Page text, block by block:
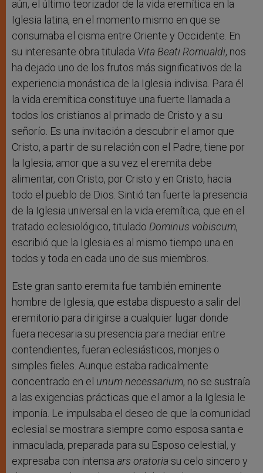
aún, el último teorizador de la vida eremítica en la
Iglesia latina, en el momento mismo en que se
consumaba el cisma entre Oriente y Occidente. En
su interesante obra titulada Vita Beati Romualdi, nos
ha dejado uno de los frutos más significativos de la
experiencia monástica de la Iglesia indivisa. Para él
la vida eremítica constituye una fuerte llamada a
todos los cristianos al primado de Cristo y a su
señorío. Es una invitación a descubrir el amor que
Cristo, a partir de su relación con el Padre, tiene por
la Iglesia; amor que a su vez el eremita debe
alimentar, con Cristo, por Cristo y en Cristo, hacia
todo el pueblo de Dios. Sintió tan fuerte la presencia
de la Iglesia universal en la vida eremítica, que en el
tratado eclesiológico, titulado Dominus vobiscum,
escribió que la Iglesia es al mismo tiempo una en
todos y toda en cada uno de sus miembros.
Este gran santo eremita fue también eminente
hombre de Iglesia, que estaba dispuesto a salir del
eremitorio para dirigirse a cualquier lugar donde
fuera necesaria su presencia para mediar entre
contendientes, fueran eclesiásticos, monjes o
simples fieles. Aunque estaba radicalmente
concentrado en el unum necessarium, no se sustraía
a las exigencias prácticas que el amor a la Iglesia le
imponía. Le impulsaba el deseo de que la comunidad
eclesial se mostrara siempre como esposa santa e
inmaculada, preparada para su Esposo celestial, y
expresaba con intensa ars oratoria su celo sincero y